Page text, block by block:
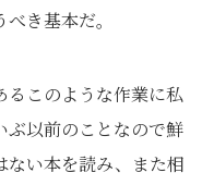
き基本だ。
るこのような作業に私
ぶ以前のことなので鮮
ない本を読み、また相